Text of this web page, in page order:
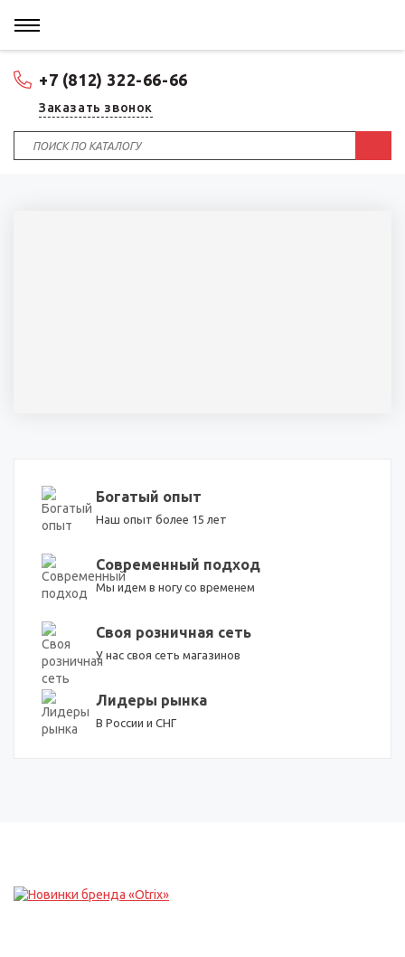
+7 (812) 322-66-66
Заказать звонок
Богатый опыт
Наш опыт более 15 лет
Современный подход
Мы идем в ногу со временем
Своя розничная сеть
У нас своя сеть магазинов
Лидеры рынка
В России и СНГ